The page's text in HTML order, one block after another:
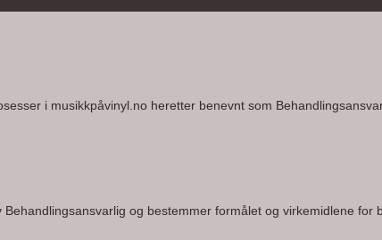
i musikkpåvinyl.no heretter benevnt som
og bestemmer formålet og virkemidlene